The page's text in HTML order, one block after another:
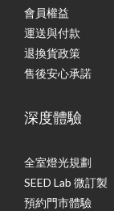
會員權益
運送與付款
退換貨政策
售後安心承諾
深度體驗
全室燈光規劃
SEED Lab 微訂製
預約門市體驗